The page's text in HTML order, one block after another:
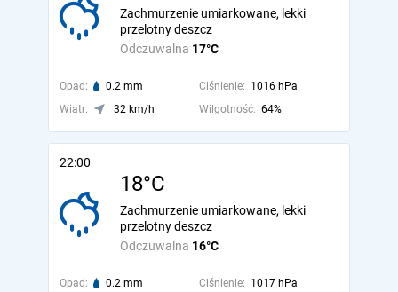
Odczuwalna 17°C
Zachmurzenie umiarkowane, lekki
przelotny deszcz
Opad: 0.2 mm Ciśnienie: 1016 hPa
Wiatr:
32 km/h Wilgotność: 64%
22:00
18°C
Odczuwalna 16°C
Zachmurzenie umiarkowane, lekki
przelotny deszcz
Opad: 0.2 mm Ciśnienie: 1017 hPa